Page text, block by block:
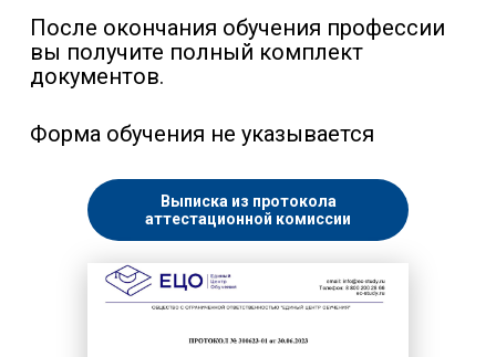
После окончания обучения профессии
вы получите полный комплект
документов.
Форма обучения не указывается
Выписка из протокола
аттестационной комиссии